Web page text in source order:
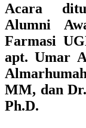
Acara
Alumni
Farmasi
apt. Umar
MM, dan
Ph.D.